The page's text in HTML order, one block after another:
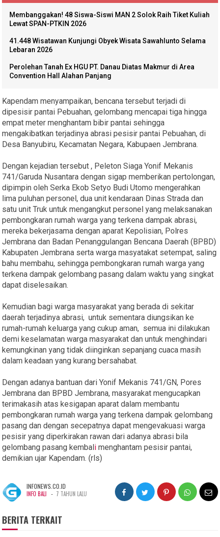
Membanggakan! 48 Siswa-Siswi MAN 2 Solok Raih Tiket Kuliah
Lewat SPAN-PTKIN 2026
41.448 Wisatawan Kunjungi Obyek Wisata Sawahlunto Selama
Lebaran 2026
Perolehan Tanah Ex HGU PT. Danau Diatas Makmur di Area
Convention Hall Alahan Panjang
Kapendam menyampaikan, bencana tersebut terjadi di
dipesisir pantai Pebuahan, gelombang mencapai tiga hingga
empat meter menghantam bibir pantai sehingga
mengakibatkan terjadinya abrasi pesisir pantai Pebuahan, di
Desa Banyubiru, Kecamatan Negara, Kabupaen Jembrana.
Dengan kejadian tersebut , Peleton Siaga Yonif Mekanis
741/Garuda Nusantara dengan sigap memberikan pertolongan,
dipimpin oleh Serka Ekob Setyo Budi Utomo mengerahkan
lima puluhan personel, dua unit kendaraan Dinas Strada dan
satu unit Truk untuk mengangkut personel yang melaksanakan
pembongkaran rumah warga yang terkena dampak abrasi,
mereka bekerjasama dengan aparat Kepolisian, Polres
Jembrana dan Badan Penanggulangan Bencana Daerah (BPBD)
Kabupaten Jembrana serta warga masyatakat setempat, saling
bahu membahu, sehingga pembongkaran rumah warga yang
terkena dampak gelombang pasang dalam waktu yang singkat
dapat diselesaikan.
Kemudian bagi warga masyarakat yang berada di sekitar
daerah terjadinya abrasi, untuk sementara diungsikan ke
rumah-rumah keluarga yang cukup aman, semua ini dilakukan
demi keselamatan warga masyarakat dan untuk menghindari
kemungkinan yang tidak diinginkan sepanjang cuaca masih
dalam keadaan yang kurang bersahabat.
Dengan adanya bantuan dari Yonif Mekanis 741/GN, Pores
Jembrana dan BPBD Jembrana, masyarakat mengucapkan
terimakasih atas kesigapan aparat dalam membantu
pembongkaran rumah warga yang terkena dampak gelombang
pasang dan dengan secepatnya dapat mengevakuasi warga
pesisir yang diperkirakan rawan dari adanya abrasi bila
gelombang pasang kembalimenghantam pesisir pantai,
demikian ujar Kapendam. (rls)
INFONEWS.CO.ID
INFO BALI - 7 TAHUN LALU
BERITA TERKAIT